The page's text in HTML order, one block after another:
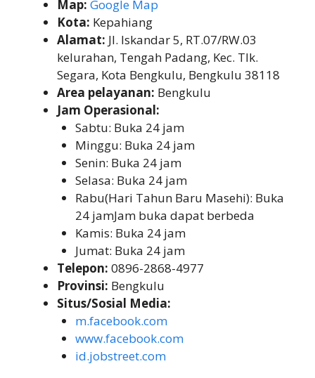
Map: Google Map
Kota: Kepahiang
Alamat: Jl. Iskandar 5, RT.07/RW.03
kelurahan, Tengah Padang, Kec. Tlk.
Segara, Kota Bengkulu, Bengkulu 38118
Area pelayanan: Bengkulu
Jam Operasional:
Sabtu: Buka 24 jam
Minggu: Buka 24 jam
Senin: Buka 24 jam
Selasa: Buka 24 jam
Rabu(Hari Tahun Baru Masehi): Buka
24 jamJam buka dapat berbeda
Kamis: Buka 24 jam
Jumat: Buka 24 jam
Telepon: 0896-2868-4977
Provinsi: Bengkulu
Situs/Sosial Media:
m.facebook.com
www.facebook.com
id.jobstreet.com